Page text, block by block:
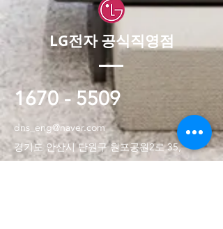
LG전자 공식직영점
1670 - 5509
dns_eng@naver.com
경기도 안산시 단원구 원포공원2로 35,